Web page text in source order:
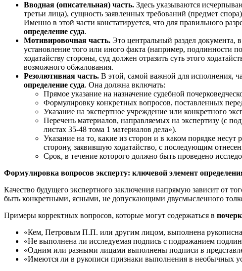
Вводная (описательная) часть. Здесь указываются
третьи лица), сущность заявленных требований (предмет
Именно в этой части констатируется, что для правильного
определение суда.
Мотивировочная часть. Это центральный раздел документа,
установление того или иного факта (например, подлинности
ходатайству стороны, суд должен отразить суть этого
возможного обжалования.
Резолютивная часть. В этой, самой важной для исполнения,
определение суда. Она должна включать:
Прямое указание на назначение судебной
Формулировку конкретных вопросов, поставленных
Указание на экспертное учреждение или конкретного
Перечень материалов, направляемых на экспертизу (с
листах 35-48 тома 1 материалов дела»).
Указание на то, какие из сторон и в каком порядке
сторону, заявившую ходатайство, с последующим
Срок, в течение которого должно быть проведено
Формулировка вопросов эксперту: ключевой элемент
Качество будущего экспертного заключения напрямую зависит от
быть конкретными, ясными, не допускающими двусмысленного
Примеры корректных вопросов, которые могут содержаться в
«Кем, Петровым П.П. или другим лицом, выполнена
«Не выполнена ли исследуемая подпись с подражанием
«Одним или разными лицами выполнены подписи в
«Имеются ли в рукописи признаки выполнения в необычных